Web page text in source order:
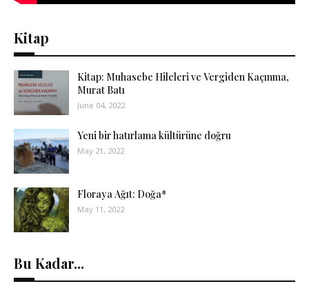
Kitap
Kitap: Muhasebe Hileleri ve Vergiden Kaçınma,
Murat Batı
June 04, 2022
Yeni bir hatırlama kültürüne doğru
May 21, 2022
Floraya Ağıt: Doğa*
May 11, 2022
Bu Kadar...